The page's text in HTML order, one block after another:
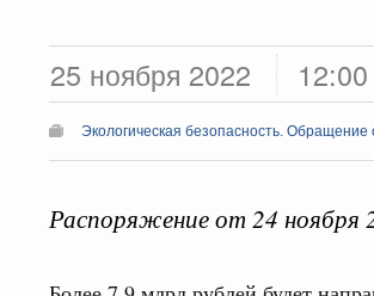
25 ноября 2022 12:00
Экологическая безопасность. Обращение
Распоряжение от 24
Государственные программы
со справками к